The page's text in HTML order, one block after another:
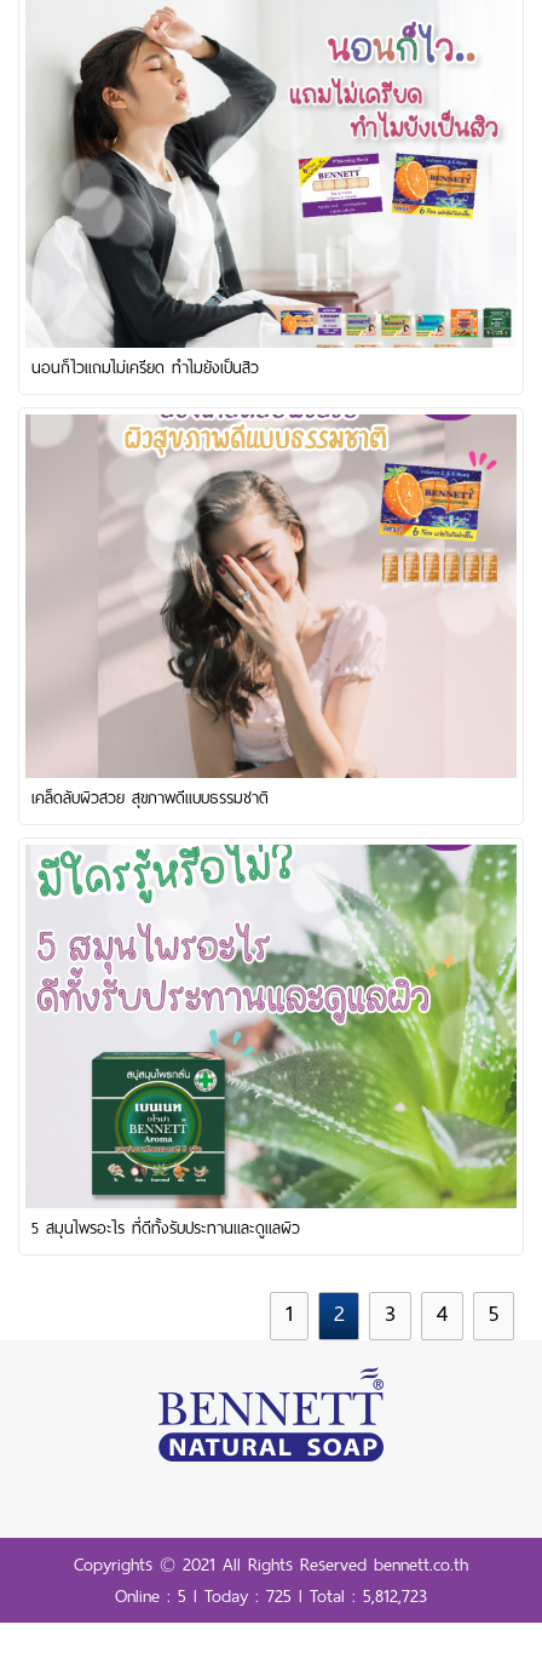
นอนก็ไวแถมไม่เครียด ทำไมยังเป็นสิว
เคล็ดลับผิวสวย สุขภาพดีแบบธรรมชาติ
5 สมุนไพรอะไร ที่ดีทั้งรับประทานและดูแลผิว
1 2 3 4 5
Copyrights © 2021 All Rights Reserved bennett.co.th
Online : 5 l Today : 725 l Total : 5,812,723